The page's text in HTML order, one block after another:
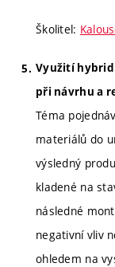
Školitel:
Využití
při návrhu a
Téma
materiálů do
výsledný
kladené na
následné
negativní vliv
ohledem na